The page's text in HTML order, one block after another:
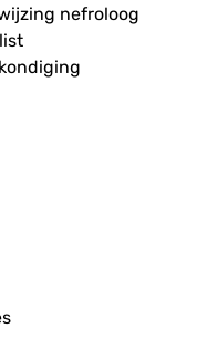
nefroloog